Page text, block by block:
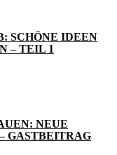
SCHÖNE IDEEN
– TEIL 1
NEUE
GASTBEITRAG